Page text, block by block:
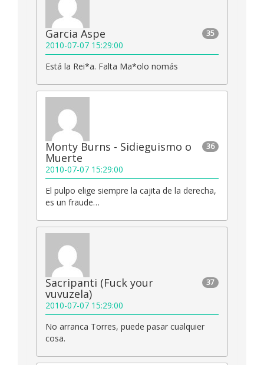
35
Garcia Aspe
2010-07-07 15:29:00
Está la Rei*a. Falta Ma*olo nomás
36
Monty Burns - Sidieguismo o
Muerte
2010-07-07 15:29:00
El pulpo elige siempre la cajita de la derecha,
es un fraude…
37
Sacripanti (Fuck your
vuvuzela)
2010-07-07 15:29:00
No arranca Torres, puede pasar cualquier
cosa.